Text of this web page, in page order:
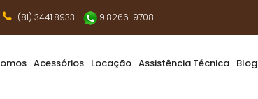
(81) 3441.8933 - 9.8266-9708
Acessórios Locação Assistência Técnica Blog